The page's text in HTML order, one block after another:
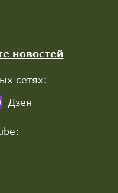
новостей
сетях:
Дзен